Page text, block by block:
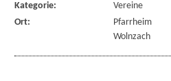
Kategorie:
Vereine
Ort:
Pfarrheim
Wolnzach